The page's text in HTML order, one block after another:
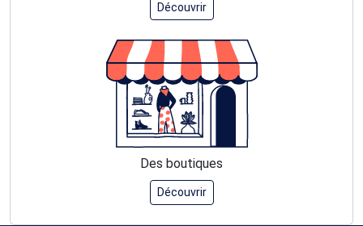
Découvrir
Des boutiques
Découvrir